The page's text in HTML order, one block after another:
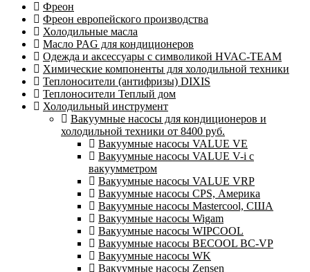
Фреон
Фреон европейского производства
Холодильные масла
Масло PAG для кондиционеров
Одежда и аксессуары с символикой HVAC-TEAM
Химические компоненты для холодильной техники
Теплоносители (антифризы) DIXIS
Теплоносители Теплый дом
Холодильный инструмент
Вакуумные насосы для кондиционеров и
холодильной техники от 8400 руб.
Вакуумные насосы VALUE VE
Вакуумные насосы VALUE V-i с
вакуумметром
Вакуумные насосы VALUE VRP
Вакуумные насосы CPS, Америка
Вакуумные насосы Mastercool, США
Вакуумные насосы Wigam
Вакуумные насосы WIPCOOL
Вакуумные насосы BECOOL BC-VP
Вакуумные насосы WK
Вакуумные насосы Zensen